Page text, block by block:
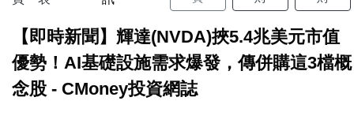
【即時新聞】輝達(NVDA)挾5.4兆美元市值
優勢！AI基礎設施需求爆發，傳併購這3檔概
念股 - CMoney投資網誌